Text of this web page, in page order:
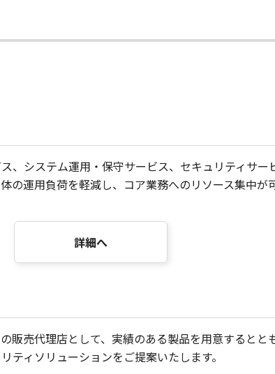
、システム運用・保守サービス、セキュリティサ
運用負荷を軽減し、コア業務へのリソース集中が
詳細へ
販売代理店として、実績のある製品を用意するとと
ィソリューションをご提案いたします。